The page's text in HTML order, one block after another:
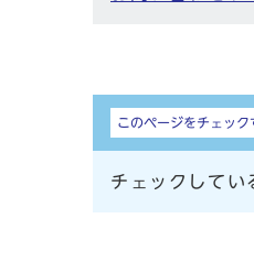
しおり
このページをチェック
チェックしてい